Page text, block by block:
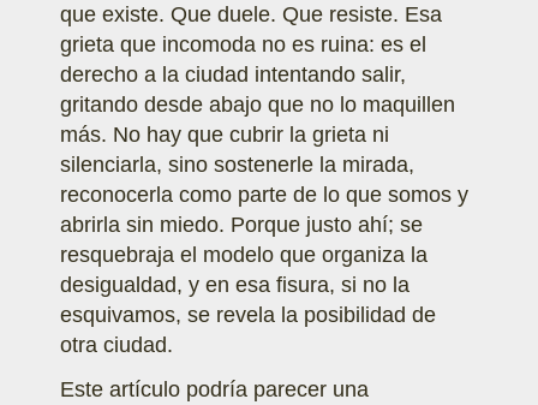
que existe. Que duele. Que resiste. Esa
grieta que incomoda no es ruina: es el
derecho a la ciudad intentando salir,
gritando desde abajo que no lo maquillen
más. No hay que cubrir la grieta ni
silenciarla, sino sostenerle la mirada,
reconocerla como parte de lo que somos y
abrirla sin miedo. Porque justo ahí; se
resquebraja el modelo que organiza la
desigualdad, y en esa fisura, si no la
esquivamos, se revela la posibilidad de
otra ciudad.
Este artículo podría parecer una